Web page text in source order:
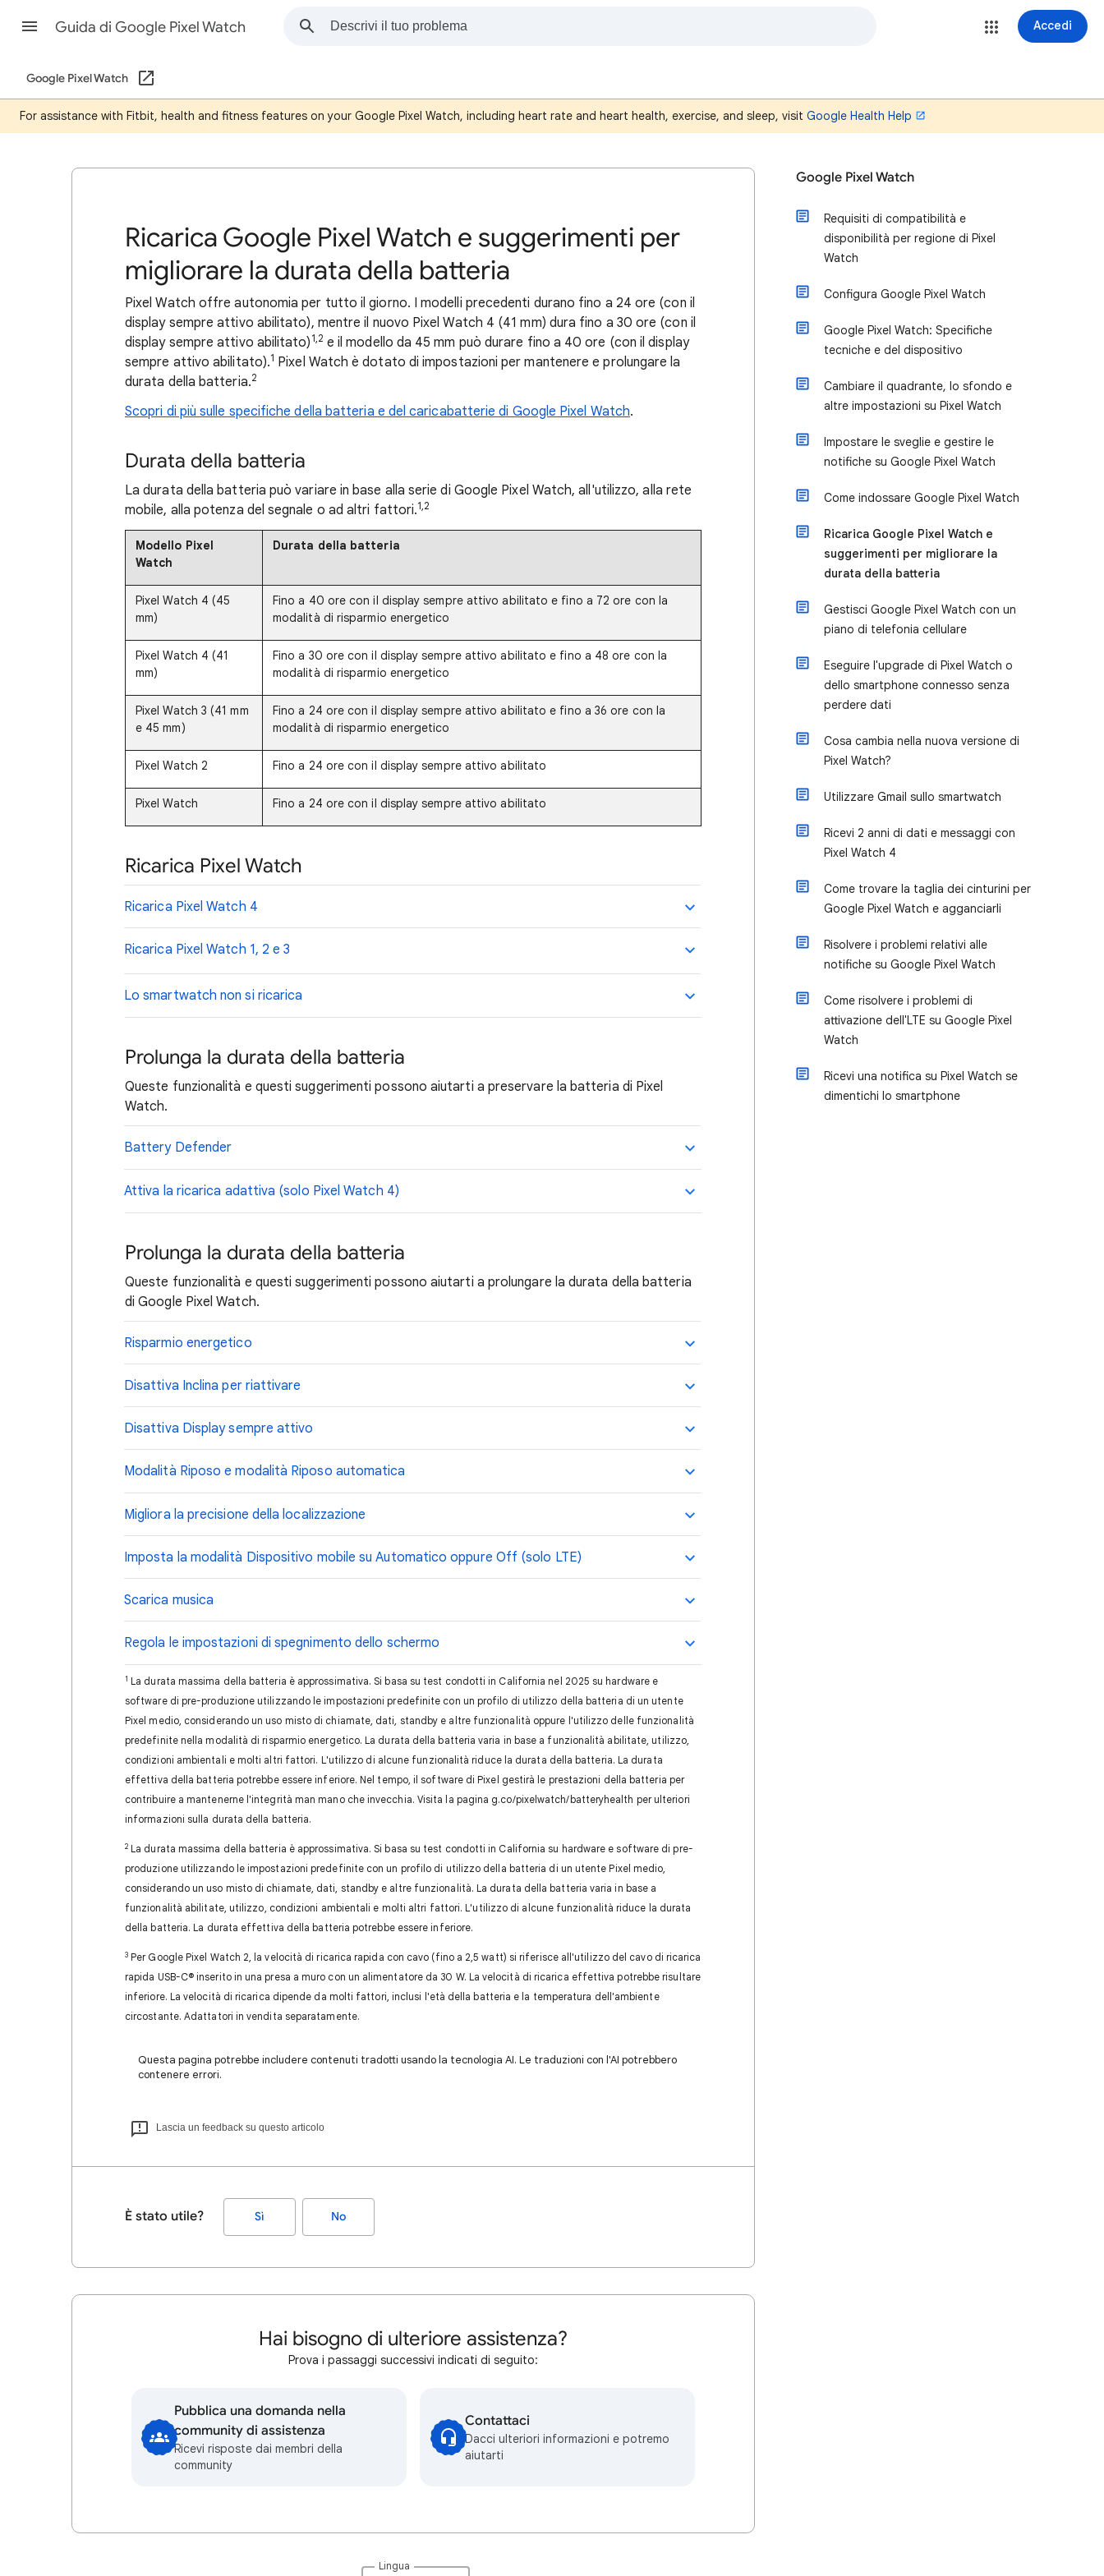
Guida di Google Pixel Watch Accedi
Google Pixel Watch
For assistance with Fitbit, health and fitness features on your Google Pixel Watch, including heart rate and heart health, exercise, and sleep, visit Google Health Help
Ricarica Google Pixel Watch e suggerimenti per
migliorare la durata della batteria
Pixel Watch offre autonomia per tutto il giorno. I modelli precedenti durano fino a 24 ore (con il
display sempre attivo abilitato), mentre il nuovo Pixel Watch 4 (41 mm) dura fino a 30 ore (con il
display sempre attivo abilitato) 1,2 e il modello da 45 mm può durare fino a 40 ore (con il display
sempre attivo abilitato).1 Pixel Watch è dotato di impostazioni per mantenere e prolungare la
durata della batteria.2
Scopri di più sulle specifiche della batteria e del caricabatterie di Google Pixel Watch.
Durata della batteria
La durata della batteria può variare in base alla serie di Google Pixel Watch, all'utilizzo, alla rete
mobile, alla potenza del segnale o ad altri fattori.1,2
Modello Pixel
Watch
Durata della batteria
Pixel Watch 4 (45
mm)
Fino a 40 ore con il display sempre attivo abilitato e fino a 72 ore con la
modalità di risparmio energetico
Pixel Watch 4 (41
mm)
Fino a 30 ore con il display sempre attivo abilitato e fino a 48 ore con la
modalità di risparmio energetico
Pixel Watch 3 (41 mm
e 45 mm)
Fino a 24 ore con il display sempre attivo abilitato e fino a 36 ore con la
modalità di risparmio energetico
Pixel Watch 2 Fino a 24 ore con il display sempre attivo abilitato
Pixel Watch Fino a 24 ore con il display sempre attivo abilitato
Ricarica Pixel Watch
Ricarica Pixel Watch 4
Ricarica Pixel Watch 1, 2 e 3
Lo smartwatch non si ricarica
Prolunga la durata della batteria
Queste funzionalità e questi suggerimenti possono aiutarti a preservare la batteria di Pixel
Watch.
Battery Defender
Attiva la ricarica adattiva (solo Pixel Watch 4)
Prolunga la durata della batteria
Queste funzionalità e questi suggerimenti possono aiutarti a prolungare la durata della batteria
di Google Pixel Watch.
Risparmio energetico
Disattiva Inclina per riattivare
Disattiva Display sempre attivo
Modalità Riposo e modalità Riposo automatica
Migliora la precisione della localizzazione
Imposta la modalità Dispositivo mobile su Automatico oppure Off (solo LTE)
Scarica musica
Regola le impostazioni di spegnimento dello schermo
1 La durata massima della batteria è approssimativa. Si basa su test condotti in California nel 2025 su hardware e
software di pre-produzione utilizzando le impostazioni predefinite con un profilo di utilizzo della batteria di un utente
Pixel medio, considerando un uso misto di chiamate, dati, standby e altre funzionalità oppure l'utilizzo delle funzionalità
predefinite nella modalità di risparmio energetico. La durata della batteria varia in base a funzionalità abilitate, utilizzo,
condizioni ambientali e molti altri fattori. L'utilizzo di alcune funzionalità riduce la durata della batteria. La durata
effettiva della batteria potrebbe essere inferiore. Nel tempo, il software di Pixel gestirà le prestazioni della batteria per
contribuire a mantenerne l'integrità man mano che invecchia. Visita la pagina g.co/pixelwatch/batteryhealth per ulteriori
informazioni sulla durata della batteria.
2 La durata massima della batteria è approssimativa. Si basa su test condotti in California su hardware e software di pre-
produzione utilizzando le impostazioni predefinite con un profilo di utilizzo della batteria di un utente Pixel medio,
considerando un uso misto di chiamate, dati, standby e altre funzionalità. La durata della batteria varia in base a
funzionalità abilitate, utilizzo, condizioni ambientali e molti altri fattori. L'utilizzo di alcune funzionalità riduce la durata
della batteria. La durata effettiva della batteria potrebbe essere inferiore.
3 Per Google Pixel Watch 2, la velocità di ricarica rapida con cavo (fino a 2,5 watt) si riferisce all'utilizzo del cavo di ricarica
rapida USB-C® inserito in una presa a muro con un alimentatore da 30 W. La velocità di ricarica effettiva potrebbe risultare
inferiore. La velocità di ricarica dipende da molti fattori, inclusi l'età della batteria e la temperatura dell'ambiente
circostante. Adattatori in vendita separatamente.
Questa pagina potrebbe includere contenuti tradotti usando la tecnologia AI. Le traduzioni con l'AI potrebbero
contenere errori.
Lascia un feedback su questo articolo
È stato utile? Sì No
Hai bisogno di ulteriore assistenza?
Prova i passaggi successivi indicati di seguito:
Pubblica una domanda nella
community di assistenza
Ricevi risposte dai membri della
community
Contattaci
Dacci ulteriori informazioni e potremo
aiutarti
Google Pixel Watch
Requisiti di compatibilità e
disponibilità per regione di Pixel
Watch
Configura Google Pixel Watch
Google Pixel Watch: Specifiche
tecniche e del dispositivo
Cambiare il quadrante, lo sfondo e
altre impostazioni su Pixel Watch
Impostare le sveglie e gestire le
notifiche su Google Pixel Watch
Come indossare Google Pixel Watch
Ricarica Google Pixel Watch e
suggerimenti per migliorare la
durata della batteria
Gestisci Google Pixel Watch con un
piano di telefonia cellulare
Eseguire l'upgrade di Pixel Watch o
dello smartphone connesso senza
perdere dati
Cosa cambia nella nuova versione di
Pixel Watch?
Utilizzare Gmail sullo smartwatch
Ricevi 2 anni di dati e messaggi con
Pixel Watch 4
Come trovare la taglia dei cinturini per
Google Pixel Watch e agganciarli
Risolvere i problemi relativi alle
notifiche su Google Pixel Watch
Come risolvere i problemi di
attivazione dell'LTE su Google Pixel
Watch
Ricevi una notifica su Pixel Watch se
dimentichi lo smartphone
Lingua